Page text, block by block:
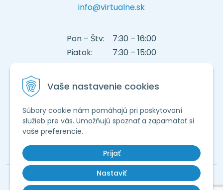
Vaše nastavenie cookies
Súbory cookie nám pomáhajú pri poskytovaní
služieb pre vás. Umožňujú spoznať a zapamätať si
vaše preferencie.
Prijať
Nastaviť
info@virtualne.sk
Pon – Štv: 7:30 – 16:00
Piatok: 7:30 – 15:00
Telefón: 045 222 1888
E-mail:
podpora@virtualne.sk
INFORMÁCIE